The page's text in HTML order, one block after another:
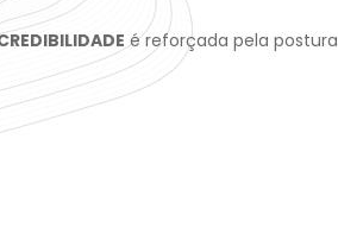
é reforçada pela postura